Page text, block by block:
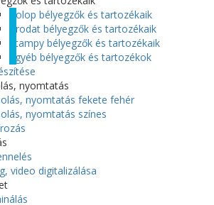
Colop bélyegzők és tartozékaik
Trodat bélyegzők és tartozékaik
Stampy bélyegzők és tartozékaik
Egyéb bélyegzők és tartozékok
nyomtatás
nyomtatás fekete fehér
nyomtatás színes
video digitalizálása